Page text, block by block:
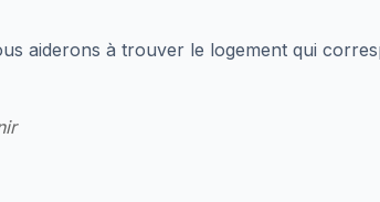
aiderons à trouver le logement qui